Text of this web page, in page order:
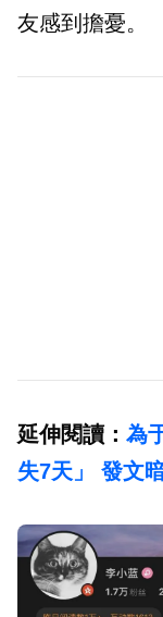
友感到擔憂。
延伸閱讀： 為
失7天」 發文